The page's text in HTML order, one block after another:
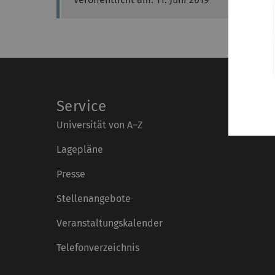
Service
Universität von A–Z
Lagepläne
Presse
Stellenangebote
Veranstaltungskalender
Telefonverzeichnis